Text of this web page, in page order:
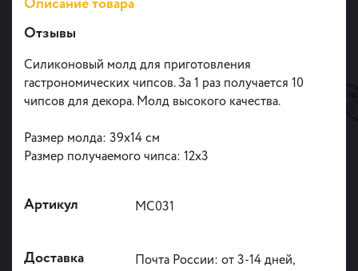
Отзывы
Силиконовый молд для приготовления
гастрономических чипсов. За 1 раз получается 10
чипсов для декора. Молд высокого качества.
Размер молда: 39х14 см
Размер получаемого чипса: 12х3
Артикул МС031
Доставка
Почта России: от 3-14 дней,